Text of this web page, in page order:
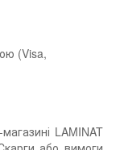
(Visa,
LAMINAT